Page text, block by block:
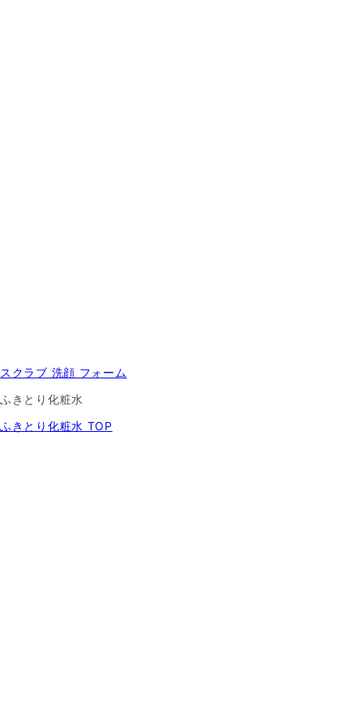
スクラブ 洗顔 フォーム
ふきとり化粧水
ふきとり化粧水 TOP